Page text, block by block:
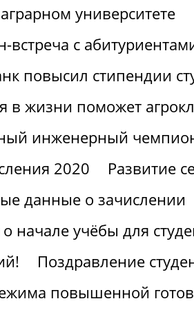
университете
встреча с
повысил стипендии
в жизни поможет
инженерный
2020
Развитие
данные о зачислении
начале учёбы для
Поздравление
повышенной